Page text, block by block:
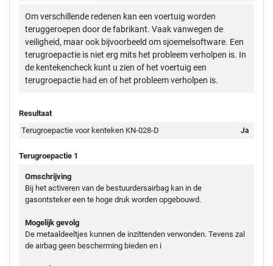
Om verschillende redenen kan een voertuig worden
teruggeroepen door de fabrikant. Vaak vanwegen de
veiligheid, maar ook bijvoorbeeld om sjoemelsoftware. Een
terugroepactie is niet erg mits het probleem verholpen is. In
de kentekencheck kunt u zien of het voertuig een
terugroepactie had en of het probleem verholpen is.
Resultaat
Terugroepactie voor kenteken KN-028-D
Ja
Terugroepactie 1
Omschrijving
Bij het activeren van de bestuurdersairbag kan in de
gasontsteker een te hoge druk worden opgebouwd.
Mogelijk gevolg
De metaaldeeltjes kunnen de inzittenden verwonden. Tevens zal
de airbag geen bescherming bieden en i